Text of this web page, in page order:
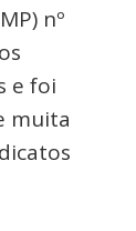
nº
e foi
muita